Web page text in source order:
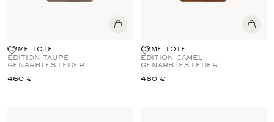
CYME TOTE
EDITION TAUPE
GENARBTES LEDER
460 €
CYME TOTE
EDITION CAMEL
GENARBTES LEDER
460 €